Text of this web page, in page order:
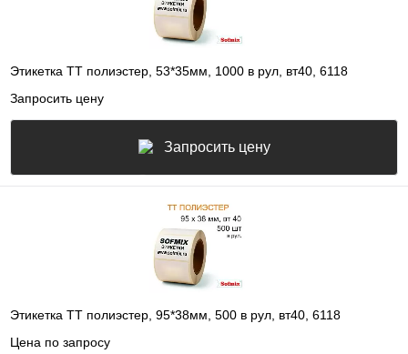
Этикетка ТТ полиэстер, 53*35мм, 1000 в рул, вт40, 6118
Запросить цену
Запросить цену
Этикетка ТТ полиэстер, 95*38мм, 500 в рул, вт40, 6118
Цена по запросу